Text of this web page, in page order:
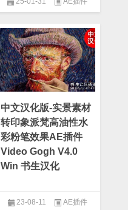
中文汉化版-实景素材
转印象派梵高油性水
彩粉笔效果AE插件
Video Gogh V4.0
Win 书生汉化
23-08-11 AE插件